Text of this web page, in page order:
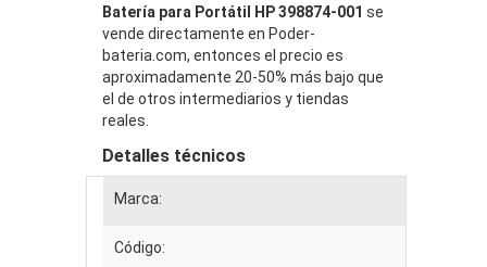
Batería para Portátil HP 398874-001 se
vende directamente en Poder-
bateria.com, entonces el precio es
aproximadamente 20-50% más bajo que
el de otros intermediarios y tiendas
reales.
Detalles técnicos
Marca:
Código: